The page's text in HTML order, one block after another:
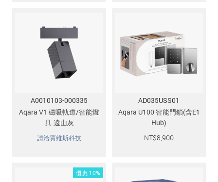
A0010103-000335
Aqara V1 磁吸軌道/智能燈
具-遠山灰
請洽賈維斯科技
AD035USS01
Aqara U100 智能門鎖(含E1
Hub)
NT$8,900
優惠 10%